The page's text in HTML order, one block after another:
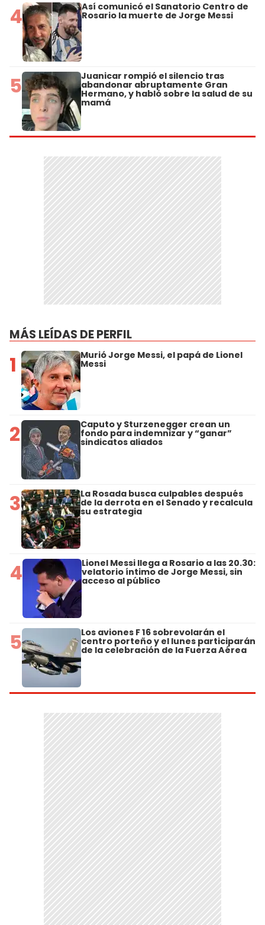
4 Así comunicó el Sanatorio Centro de
Rosario la muerte de Jorge Messi
5 Juanicar rompió el silencio tras
abandonar abruptamente Gran
Hermano, y habló sobre la salud de su
mamá
MÁS LEÍDAS DE PERFIL
1 Murió Jorge Messi, el papá de Lionel
Messi
2 Caputo y Sturzenegger crean un
fondo para indemnizar y “ganar”
sindicatos aliados
3 La Rosada busca culpables después
de la derrota en el Senado y recalcula
su estrategia
4 Lionel Messi llega a Rosario a las 20.30:
velatorio íntimo de Jorge Messi, sin
acceso al público
5 Los aviones F 16 sobrevolarán el
centro porteño y el lunes participarán
de la celebración de la Fuerza Aérea